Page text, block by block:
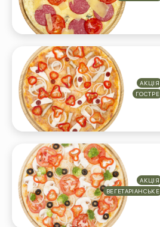
АКЦІЯ
ГОСТРЕ
АКЦІЯ
ВЕГЕТАРІАНСЬКЕ